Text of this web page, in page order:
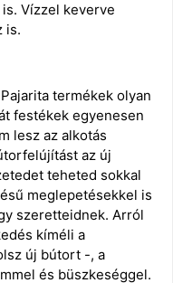
Vízzel keverve
is.
termékek olyan
festékek egyenesen
lesz az alkotás
az új
teheted sokkal
meglepetésekkel is
szeretteidnek. Arról
kíméli a
új bútort -, a
és büszkeséggel.